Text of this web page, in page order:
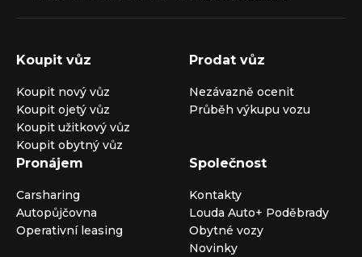
Koupit vůz
Koupit nový vůz
Koupit ojetý vůz
Koupit užitkový vůz
Koupit obytný vůz
Prodat vůz
Nezávazně ocenit
Průběh výkupu vozu
Pronájem
Carsharing
Autopůjčovna
Operativní leasing
Společnost
Kontakty
Louda Auto+ Poděbrady
Obytné vozy
Novinky